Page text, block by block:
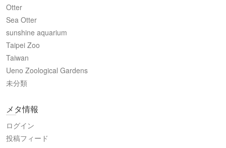
Otter
Sea Otter
sunshine aquarium
Taipei Zoo
Taiwan
Ueno Zoological Gardens
未分類
メタ情報
ログイン
投稿フィード